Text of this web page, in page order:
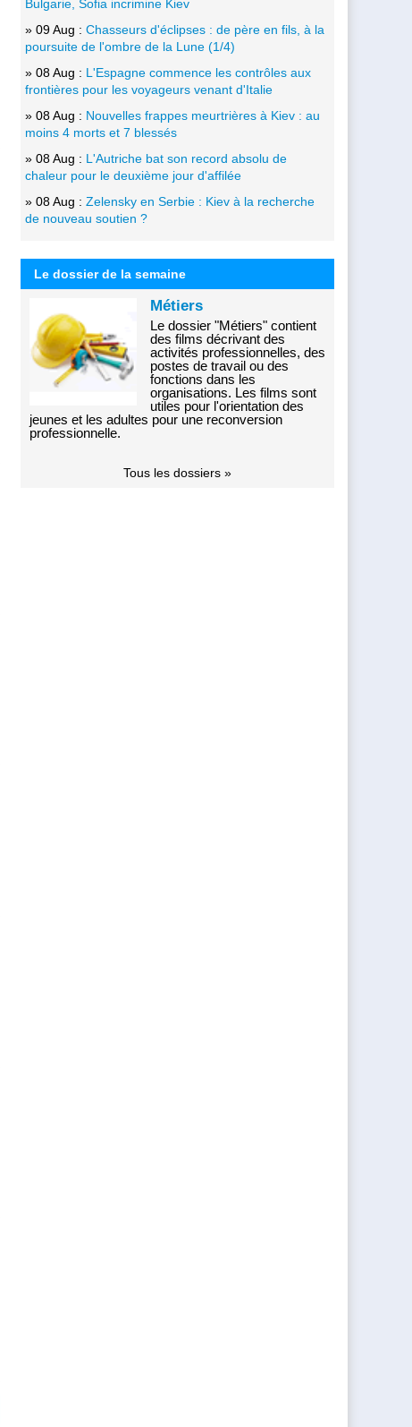
Bulgarie, Sofia incrimine Kiev
» 09 Aug : Chasseurs d'éclipses : de père en fils, à la
poursuite de l'ombre de la Lune (1/4)
» 08 Aug : L'Espagne commence les contrôles aux
frontières pour les voyageurs venant d'Italie
» 08 Aug : Nouvelles frappes meurtrières à Kiev : au
moins 4 morts et 7 blessés
» 08 Aug : L'Autriche bat son record absolu de
chaleur pour le deuxième jour d'affilée
» 08 Aug : Zelensky en Serbie : Kiev à la recherche
de nouveau soutien ?
Le dossier de la semaine
Métiers
Le dossier "Métiers" contient
des films décrivant des
activités professionnelles, des
postes de travail ou des
fonctions dans les
organisations. Les films sont
utiles pour l'orientation des
jeunes et les adultes pour une reconversion
professionnelle.
Tous les dossiers »